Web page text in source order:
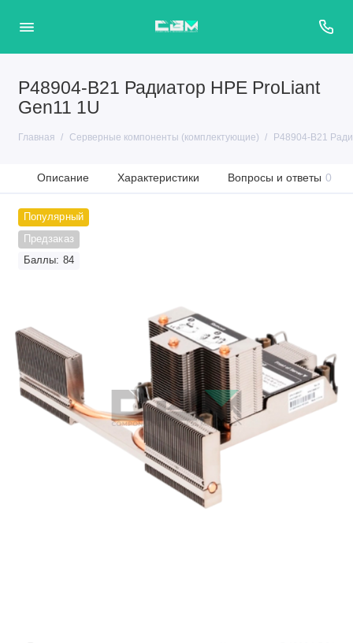
P48904-B21 Радиатор HPE ProLiant
Gen11 1U
Главная Серверные компоненты (комплектующие) P48904-B21
Описание Характеристики Вопросы и ответы 0
Популярный
Предзаказ
Баллы: 84